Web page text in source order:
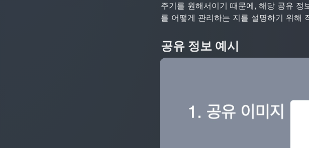
주기를 원해서이기 때문에, 해당 공유
를 어떻게 관리하는 지를 설명하기 위해
공유 정보 예시